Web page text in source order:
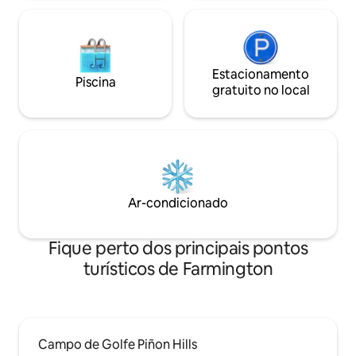
Piscina
Estacionamento
gratuito no local
Ar-condicionado
Fique perto dos principais pontos
turísticos de Farmington
Campo de Golfe Piñon Hills